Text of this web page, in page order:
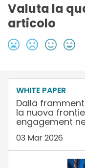
Valuta la
articolo
WHITE PAPER
Dalla
la nuova
engagement
03 Mar 2026